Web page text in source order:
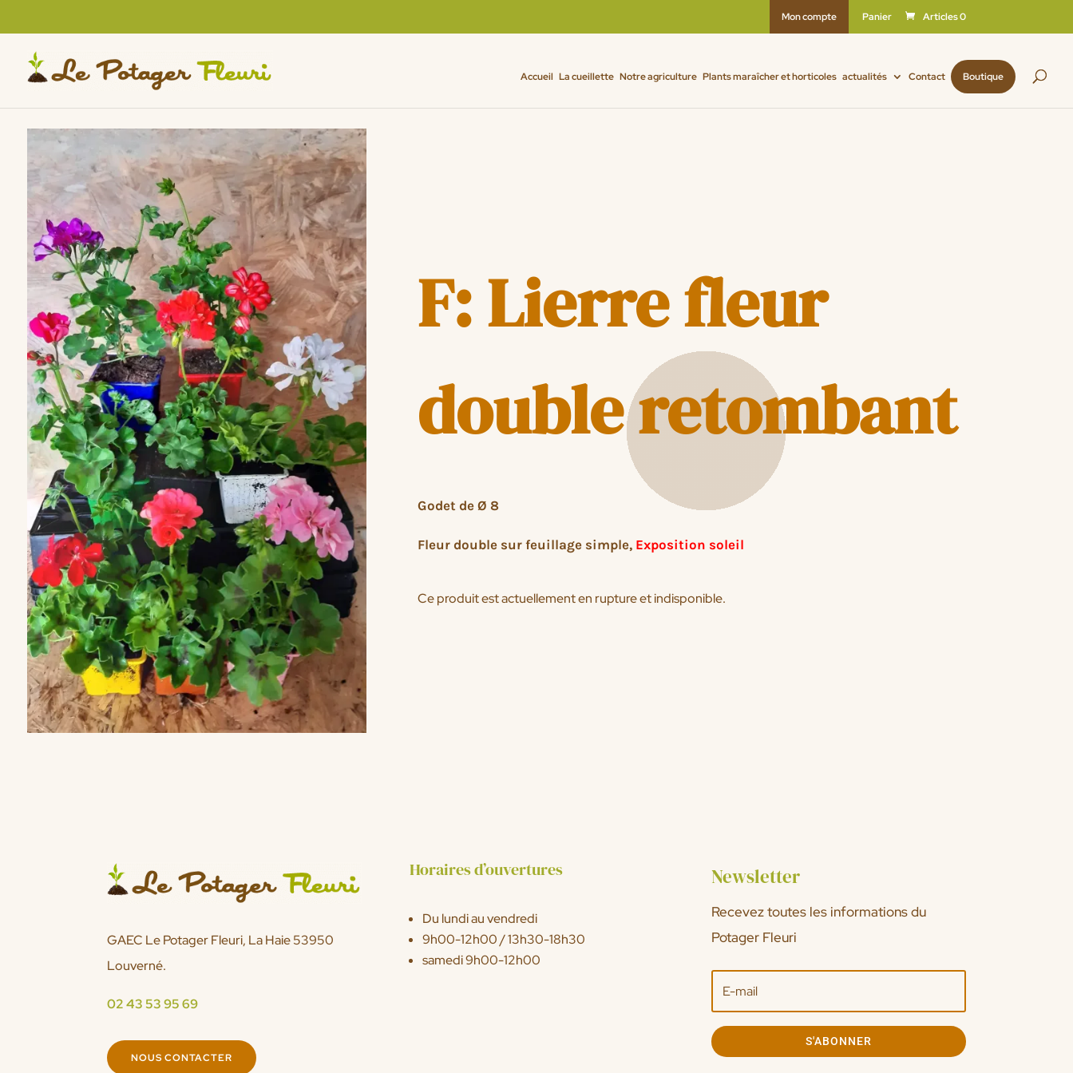
Mon compte Panier Articles 0
Accueil La cueillette Notre agriculture Plants maraîcher et horticoles actualités Contact Boutique
F: Lierre fleur
double retombant
Godet de Ø 8
Fleur double sur feuillage simple, Exposition soleil
Ce produit est actuellement en rupture et indisponible.
GAEC Le Potager Fleuri, La Haie 53950
Louverné.
02 43 53 95 69
NOUS CONTACTER
Horaires d’ouvertures
Du lundi au vendredi
9h00-12h00 / 13h30-18h30
samedi 9h00-12h00
Newsletter
Recevez toutes les informations du
Potager Fleuri
S'ABONNER